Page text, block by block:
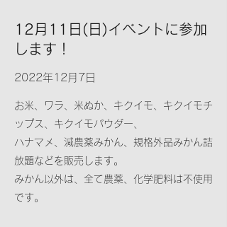
12月11日(日)イベントに参加
します！
2022年12月7日
お米、ワラ、米ぬか、キクイモ、キクイモチ
ップス、キクイモパウダー、
ハナマメ、減農薬みかん、規格外品みかん詰
放題などを販売します。
みかん以外は、全て農薬、化学肥料は不使用
です。